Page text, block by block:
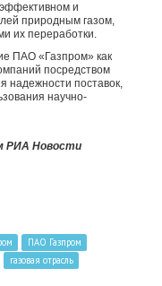
и
природным газом,
их переработки.
ПАО «Газпром» как
посредством
надежности поставок,
научно-
РИА Новости
ПАО Газпром
газовая отрасль